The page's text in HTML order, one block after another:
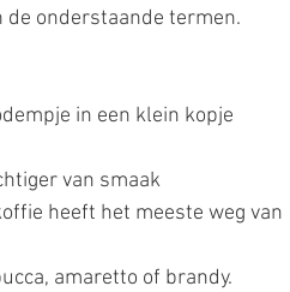
onderstaande termen.
in een klein kopje
van smaak
heeft het meeste weg van
amaretto of brandy.